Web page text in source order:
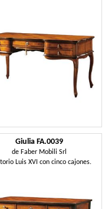
Giulia FA.0039
de Faber Mobili Srl
Luis XVI con cinco cajones.